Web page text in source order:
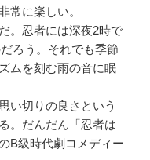
常に楽しい。
。忍者には深夜2時で
ろう。それでも季節
ムを刻む雨の音に眠
い切りの良さという
。だんだん「忍者は
B級時代劇コメディー